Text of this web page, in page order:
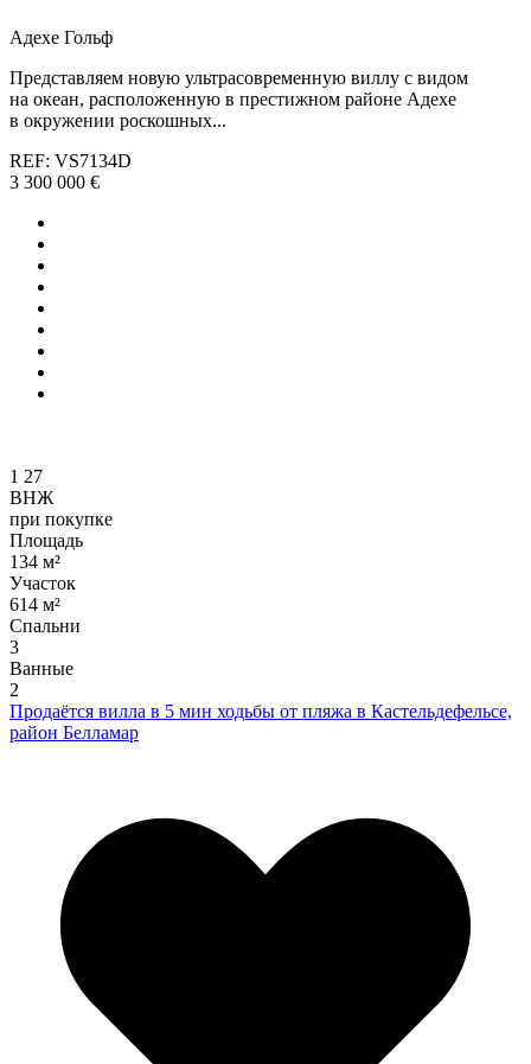
Адехе Гольф
Представляем новую ультрасовременную виллу с видом
на океан, расположенную в престижном районе Адехе
в окружении роскошных...
REF: VS7134D
3 300 000 €
1 27
ВНЖ
при покупке
Площадь
134 м²
Участок
614 м²
Спальни
3
Ванные
2
Продаётся вилла в 5 мин ходьбы от пляжа в Кастельдефельсе,
район Белламар